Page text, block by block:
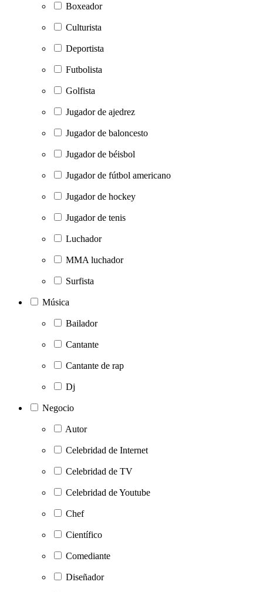
Boxeador
Culturista
Deportista
Futbolista
Golfista
Jugador de ajedrez
Jugador de baloncesto
Jugador de béisbol
Jugador de fútbol americano
Jugador de hockey
Jugador de tenis
Luchador
MMA luchador
Surfista
Música
Bailador
Cantante
Cantante de rap
Dj
Negocio
Autor
Celebridad de Internet
Celebridad de TV
Celebridad de Youtube
Chef
Científico
Comediante
Diseñador